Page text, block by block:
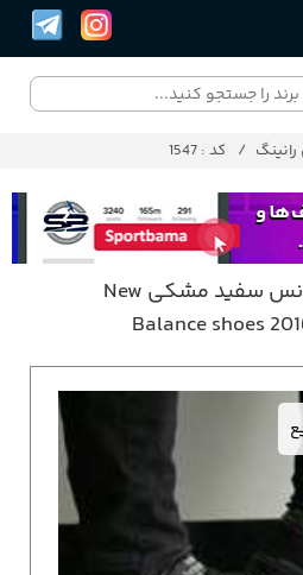
کد : 1547
کفش کتانی نیوبالانس سفید مشکی New
Balance shoes